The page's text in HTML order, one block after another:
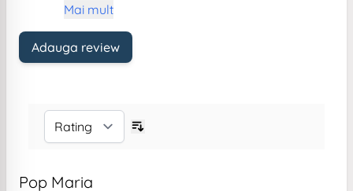
Mai mult
Adauga review
Pop Maria